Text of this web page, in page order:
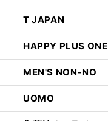
T JAPAN
HAPPY PLUS ONE
MEN'S NON-NO
UOMO